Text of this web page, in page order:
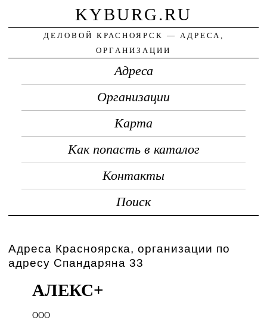
KYBURG.RU
ДЕЛОВОЙ КРАСНОЯРСК — АДРЕСА,
ОРГАНИЗАЦИИ
Адреса
Организации
Карта
Как попасть в каталог
Контакты
Поиск
Адреса Красноярска, организации по
адресу Спандаряна 33
АЛЕКС+
ООО